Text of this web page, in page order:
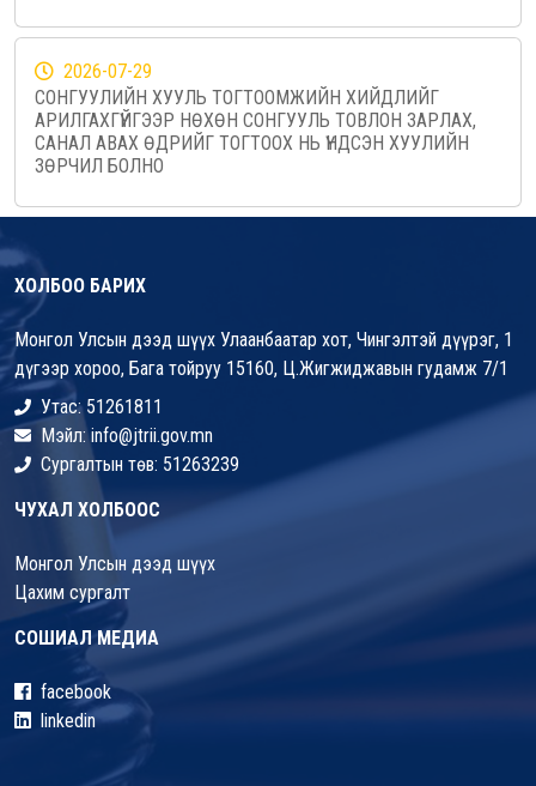
2026-07-29
СОНГУУЛИЙН ХУУЛЬ ТОГТООМЖИЙН ХИЙДЛИЙГ
АРИЛГАХГҮЙГЭЭР НӨХӨН СОНГУУЛЬ ТОВЛОН ЗАРЛАХ,
САНАЛ АВАХ ӨДРИЙГ ТОГТООХ НЬ ҮНДСЭН ХУУЛИЙН
ЗӨРЧИЛ БОЛНО
ХОЛБОО БАРИХ
Монгол Улсын дээд шүүх Улаанбаатар хот, Чингэлтэй дүүрэг, 1
дүгээр хороо, Бага тойруу 15160, Ц.Жигжиджавын гудамж 7/1
Утас: 51261811
Мэйл: info@jtrii.gov.mn
Сургалтын төв: 51263239
ЧУХАЛ ХОЛБООС
Монгол Улсын дээд шүүх
Цахим сургалт
СОШИАЛ МЕДИА
facebook
linkedin